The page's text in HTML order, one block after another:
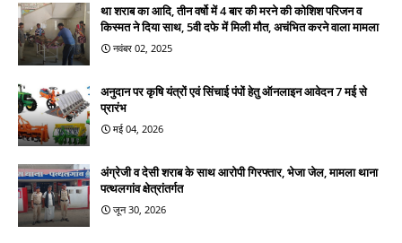
था शराब का आदि, तीन वर्षो में 4 बार की मरने की कोशिश परिजन व
किस्मत ने दिया साथ, 5वी दफे में मिली मौत, अचंभित करने वाला मामला
नवंबर 02, 2025
अनुदान पर कृषि यंत्रों एवं सिंचाई पंपों हेतु ऑनलाइन आवेदन 7 मई से
प्रारंभ
मई 04, 2026
अंग्रेजी व देसी शराब के साथ आरोपी गिरफ्तार, भेजा जेल, मामला थाना
पत्थलगांव क्षेत्रांतर्गत
जून 30, 2026